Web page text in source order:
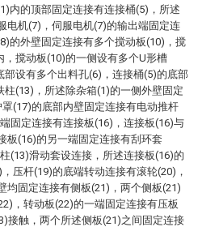
内的顶部固定连接有连接桶(5)，所述
电机(7)，伺服电机(7)的输出端固定连
的外壁固定连接有多个搅动板(10)，搅
，搅动板(10)的一侧设有多个U形槽
部设有多个出料孔(6)，连接桶(5)的底部
柱(13)，所述除杂箱(1)的一侧外壁固定
(17)的底部内壁固定连接有电动推杆
固定连接有连接板(16)，连接板(16)与
板(16)的另一端固定连接有刮环套
(13)滑动套设连接，所述连接板(16)的
压杆(19)的底端转动连接有滚轮(20)，
均固定连接有侧板(21)，两个侧板(21)
，转动板(22)的一端固定连接有压板
接触，两个所述侧板(21)之间固定连接